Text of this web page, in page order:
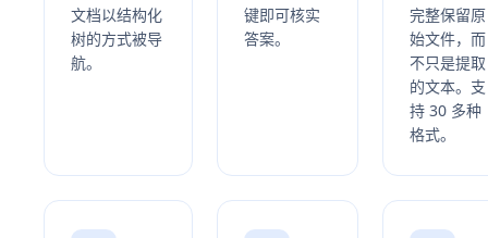
文档以结构化
树的方式被导
航。
键即可核实
答案。
完整保留原
始文件，而
不只是提取
的文本。支
持 30 多种
格式。